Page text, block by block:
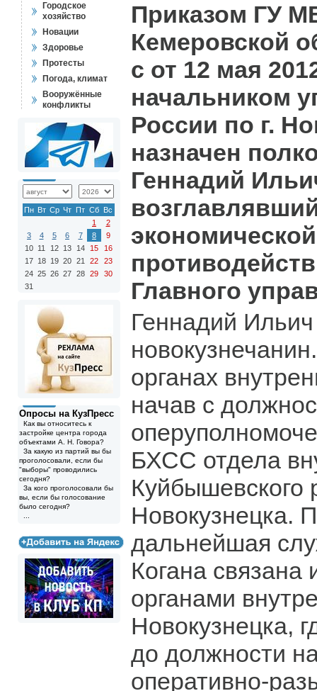
Городское
хозяйство
Новации
Здоровье
Протесты
Погода, климат
Вооружённые
конфликты
Пн Вт Ср Чт Пт Сб Вс
1
2
3
4 5 6 7 8
9
10 11 12 13 14 15
16
17 18 19 20 21 22
23
24 25 26 27 28 29
30
31
Опросы на КузПресс
Как вы относитесь к
застройке центра города
объектами А. Н. Говора?
За какую из партий вы бы
проголосовали, если бы
"выборы" проводились
сегодня?
За кого проголосовали бы
вы, если бы голосование
было сегодня?
Приказом ГУ
Кемеровской
с от 12 мая
начальником
России по г.
назначен
Геннадий
Главного
Геннадий
органах
начав с
БХСС отдела
Куйбышевского
Новокузнецка.
дальнейшая
Когана связана
органами
Новокузнецка,
до должности
оперативно-